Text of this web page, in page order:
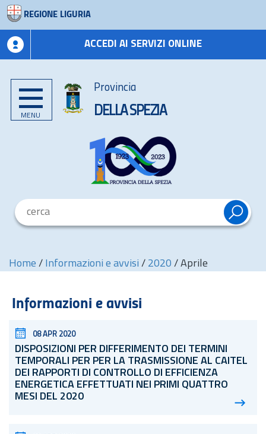
REGIONE LIGURIA
ACCEDI AI SERVIZI ONLINE
MENU
Provincia
DELLA SPEZIA
Home / Informazioni e avvisi / 2020 / Aprile
Informazioni e avvisi
08 APR 2020
DISPOSIZIONI PER DIFFERIMENTO DEI TERMINI
TEMPORALI PER PER LA TRASMISSIONE AL CAITEL
DEI RAPPORTI DI CONTROLLO DI EFFICIENZA
ENERGETICA EFFETTUATI NEI PRIMI QUATTRO
MESI DEL 2020